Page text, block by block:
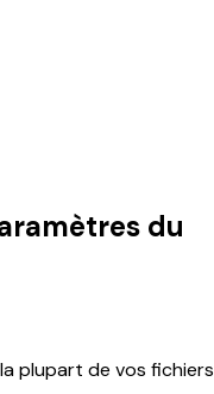
du
plupart de vos fichiers